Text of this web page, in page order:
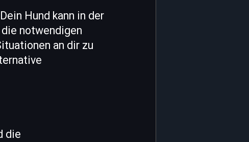
Hund kann in der
notwendigen
an dir zu
die